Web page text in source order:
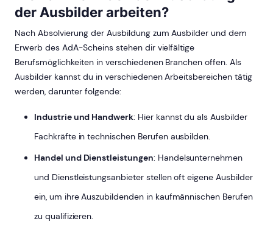
der Ausbilder arbeiten?
Nach Absolvierung der Ausbildung zum Ausbilder und dem
Erwerb des AdA-Scheins stehen dir vielfältige
Berufsmöglichkeiten in verschiedenen Branchen offen. Als
Ausbilder kannst du in verschiedenen Arbeitsbereichen tätig
werden, darunter folgende:
Industrie und Handwerk: Hier kannst du als Ausbilder
Fachkräfte in technischen Berufen ausbilden.
Handel und Dienstleistungen: Handelsunternehmen
und Dienstleistungsanbieter stellen oft eigene Ausbilder
ein, um ihre Auszubildenden in kaufmännischen Berufen
zu qualifizieren.